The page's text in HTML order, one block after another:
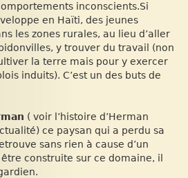
inconscients.Si
en Haïti, des jeunes
les zones rurales, au lieu d’aller
y trouver du travail (non
la terre mais pour y exercer
induits). C’est un des buts de
( voir l’histoire d’Herman
ce paysan qui a perdu sa
sans rien à cause d’un
construite sur ce domaine, il